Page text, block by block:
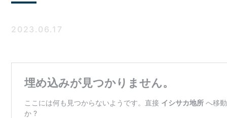
2023.06.17